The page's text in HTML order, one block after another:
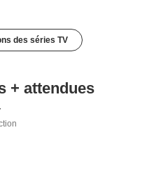
des séries TV
+ attendues